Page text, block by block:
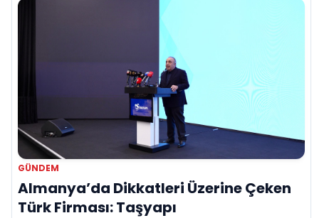
GÜNDEM
Almanya’da Dikkatleri Üzerine Çeken
Türk Firması: Taşyapı